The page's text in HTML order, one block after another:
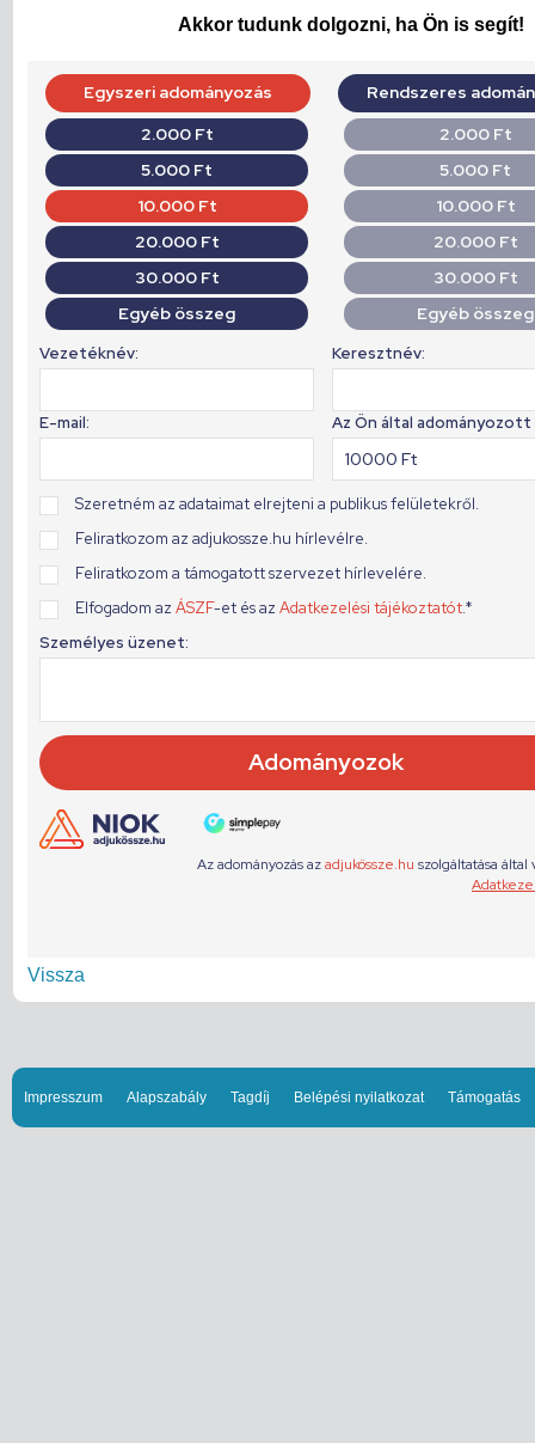
Akkor tudunk dolgozni, ha Ön is segít!
Vissza
Impresszum Alapszabály Tagdíj Belépési nyilatkozat Támogatás